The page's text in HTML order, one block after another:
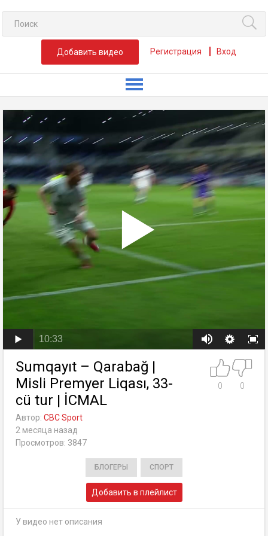
Добавить видео Регистрация Вход
10:33
Sumqayıt – Qarabağ |
Misli Premyer Liqası, 33-
cü tur | İCMAL
0 0
Автор: CBC Sport
2 месяца назад
Просмотров: 3847
БЛОГЕРЫ СПОРТ
Добавить в плейлист
У видео нет описания